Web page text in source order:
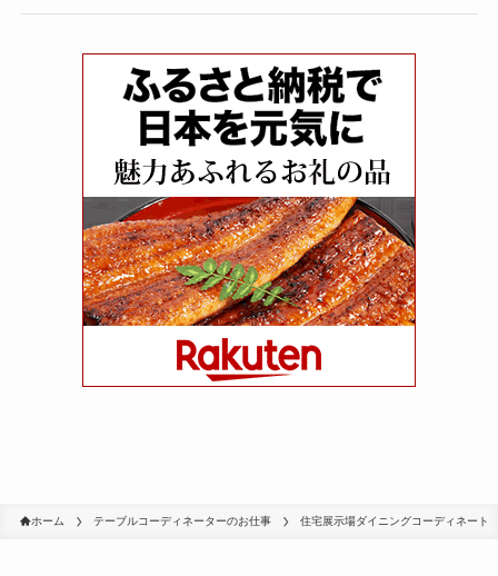
ホーム テーブルコーディネーターのお仕事 住宅展示場ダイニングコーディネート